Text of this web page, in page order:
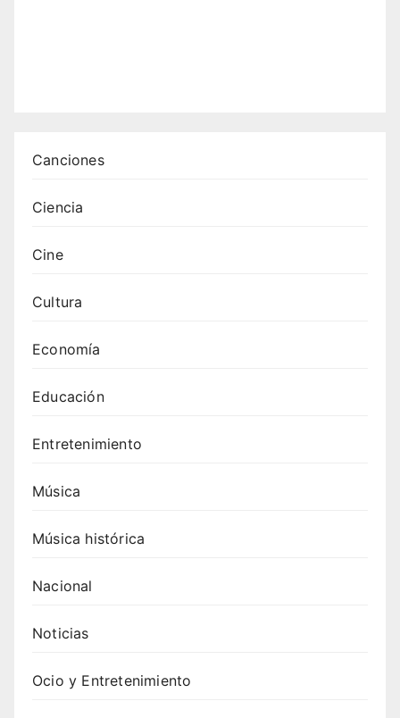
Canciones
Ciencia
Cine
Cultura
Economía
Educación
Entretenimiento
Música
Música histórica
Nacional
Noticias
Ocio y Entretenimiento